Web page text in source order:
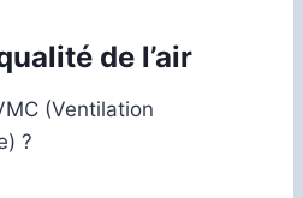
de l’air
(Ventilation
?